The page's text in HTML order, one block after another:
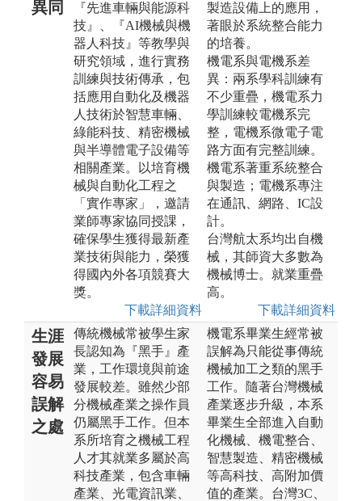
異同
『先進車輛與能源科
技』、『AI機械與機
器人科技』等教學與
研究領域，進行實務
訓練與技術傳承，包
括應用自動化及機器
人技術於智慧車輛、
綠能科技、精密機械
與半導體電子設備等
相關產業。以培育機
械與自動化工程之
「實作專家」，邀請
業師專家協同授課，
確保學生獲得最新產
業技術與能力，榮獲
得國內外各項競賽大
獎。
下載詳細資料
製造設備上的應用，
著眼於系統整合能力
的培養。
機電系與電機系差
異：兩系學科訓練有
不少重疊，機電系力
學訓練較電機系完
整，電機系微電子電
路方面有完整訓練。
機電系著重系統整合
與製造；電機系專注
在通訊、網路、IC設
計。
台灣航太系均出自機
械，其師資大多數為
機械博士。就業重疊
高。
下載詳細資料
生涯
發展
容易
誤解
之處
傳統機械常被學生家
長認知為『黑手』產
業，工作環境與前途
發展較差。雖然少部
分機械產業之操作員
仍屬黑手工作。但本
系所培育之機械工程
人才其就業多屬於高
科技產業，包含車輛
產業、光電資訊業、
機電系畢業生經常被
誤解為只能從事傳統
機械加工之類的黑手
工作。隨著台灣機械
產業逐步升級，本系
畢業生全部進入自動
化機械、機電整合、
智慧製造、精密機械
等高科技、高附加價
值的產業。台灣3C、